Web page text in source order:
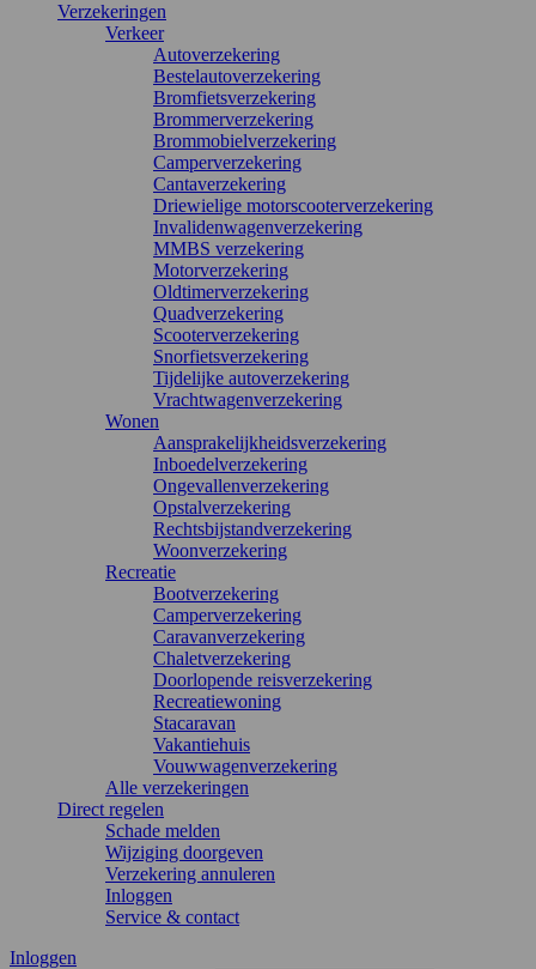
Verzekeringen
Verkeer
Autoverzekering
Bestelautoverzekering
Bromfietsverzekering
Brommerverzekering
Brommobielverzekering
Camperverzekering
Cantaverzekering
Driewielige motorscooterverzekering
Invalidenwagenverzekering
MMBS verzekering
Motorverzekering
Oldtimerverzekering
Quadverzekering
Scooterverzekering
Snorfietsverzekering
Tijdelijke autoverzekering
Vrachtwagenverzekering
Wonen
Aansprakelijkheidsverzekering
Inboedelverzekering
Ongevallenverzekering
Opstalverzekering
Rechtsbijstandverzekering
Woonverzekering
Recreatie
Bootverzekering
Camperverzekering
Caravanverzekering
Chaletverzekering
Doorlopende reisverzekering
Recreatiewoning
Stacaravan
Vakantiehuis
Vouwwagenverzekering
Alle verzekeringen
Direct regelen
Schade melden
Wijziging doorgeven
Verzekering annuleren
Inloggen
Service & contact
Inloggen